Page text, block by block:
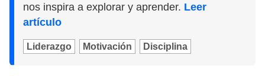
nos inspira a explorar y aprender. Leer
artículo
Liderazgo Motivación Disciplina